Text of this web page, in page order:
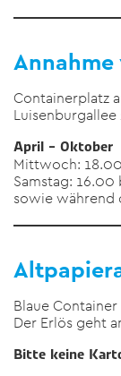
Containerplatz
Luisenburgallee
April – Oktober
Mittwoch:
Samstag: 16.00
sowie während
Blaue
Der Erlös geht
Bitte keine